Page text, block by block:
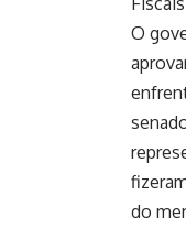
O
do